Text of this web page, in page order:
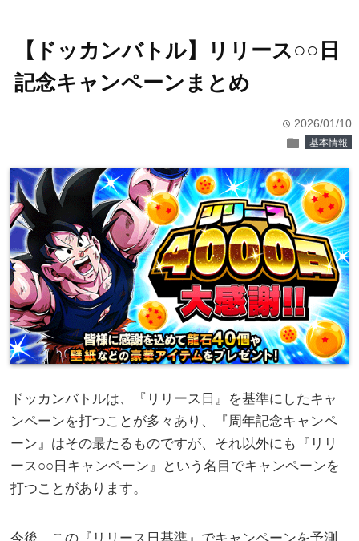
【ドッカンバトル】リリース○○日
記念キャンペーンまとめ
time 2026/01/10
folder 基本情報
ドッカンバトルは、『リリース日』を基準にしたキャ
ンペーンを打つことが多々あり、『周年記念キャンペ
ーン』はその最たるものですが、それ以外にも『リリ
ース○○日キャンペーン』という名目でキャンペーンを
打つことがあります。
今後、この『リリース日基準』でキャンペーンを予測